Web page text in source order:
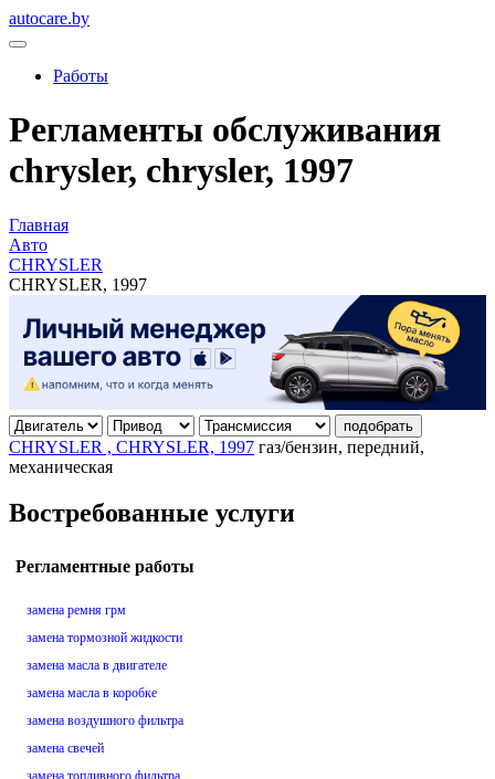
autocare.by
Работы
Регламенты обслуживания
chrysler, chrysler, 1997
Главная
Авто
CHRYSLER
CHRYSLER, 1997
подобрать
CHRYSLER , CHRYSLER, 1997 газ/бензин, передний,
механическая
Востребованные услуги
Регламентные работы
замена ремня грм
замена тормозной жидкости
замена масла в двигателе
замена масла в коробке
замена воздушного фильтра
замена свечей